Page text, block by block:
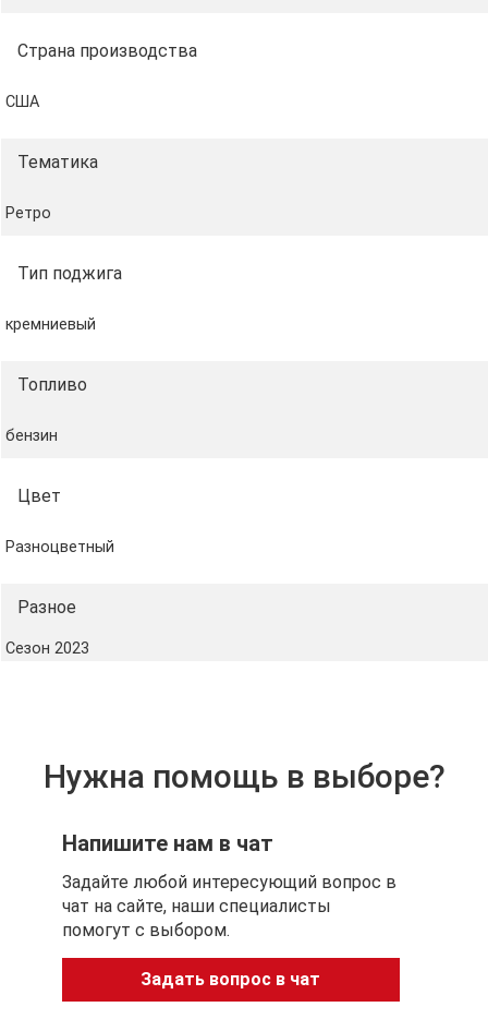
Примечание
расходные материалы можно приобрести отдельно у
Страна производства
США
Тематика
Ретро
Тип поджига
кремниевый
Топливо
бензин
Цвет
Разноцветный
Разное
Сезон 2023
Нужна помощь в выборе?
Напишите нам в чат
Задайте любой интересующий вопрос в
чат на сайте, наши специалисты
помогут с выбором.
Задать вопрос в чат